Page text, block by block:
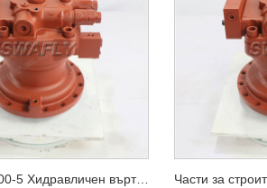
Doosan DX300-5 Хидравличен въртящ се мотор 170303-00064